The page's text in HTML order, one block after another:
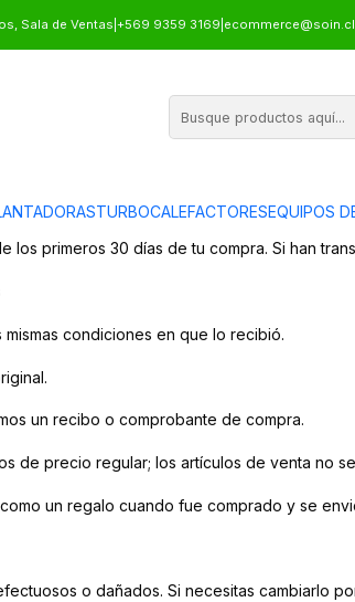
TURBOCALEFACTORESEQUIPOS
Sala de Ventas +569 9359 3169 ecommerce@soin.cl
los primeros 30 días de tu compra. Si han
condiciones en que lo recibió.
un recibo o comprobante de compra.
de precio regular; los artículos de venta no
un regalo cuando fue comprado y se
o dañados. Si necesitas cambiarlo